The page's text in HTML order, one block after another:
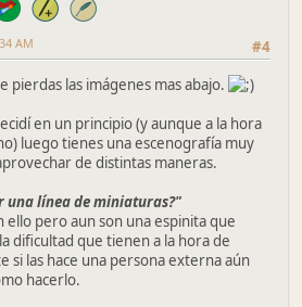
#4
AM
pierdas las imágenes mas abajo.
en un principio (y aunque a la hora
luego tienes una escenografía muy
de distintas maneras.
una línea de miniaturas?"
ello pero aun son una espinita que
dificultad que tienen a la hora de
si las hace una persona externa aún
hacerlo.